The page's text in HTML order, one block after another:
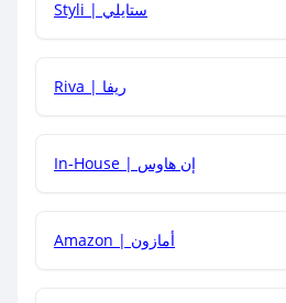
كود خصم مع العروض الأخرى؟
Styli | ستايلي
Riva | ريفا
In-House | إن هاوس
Amazon | أمازون